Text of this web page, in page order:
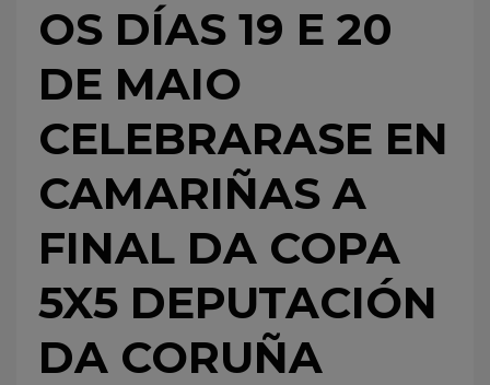
OS DÍAS 19 E 20
DE MAIO
CELEBRARASE EN
CAMARIÑAS A
FINAL DA COPA
5X5 DEPUTACIÓN
DA CORUÑA